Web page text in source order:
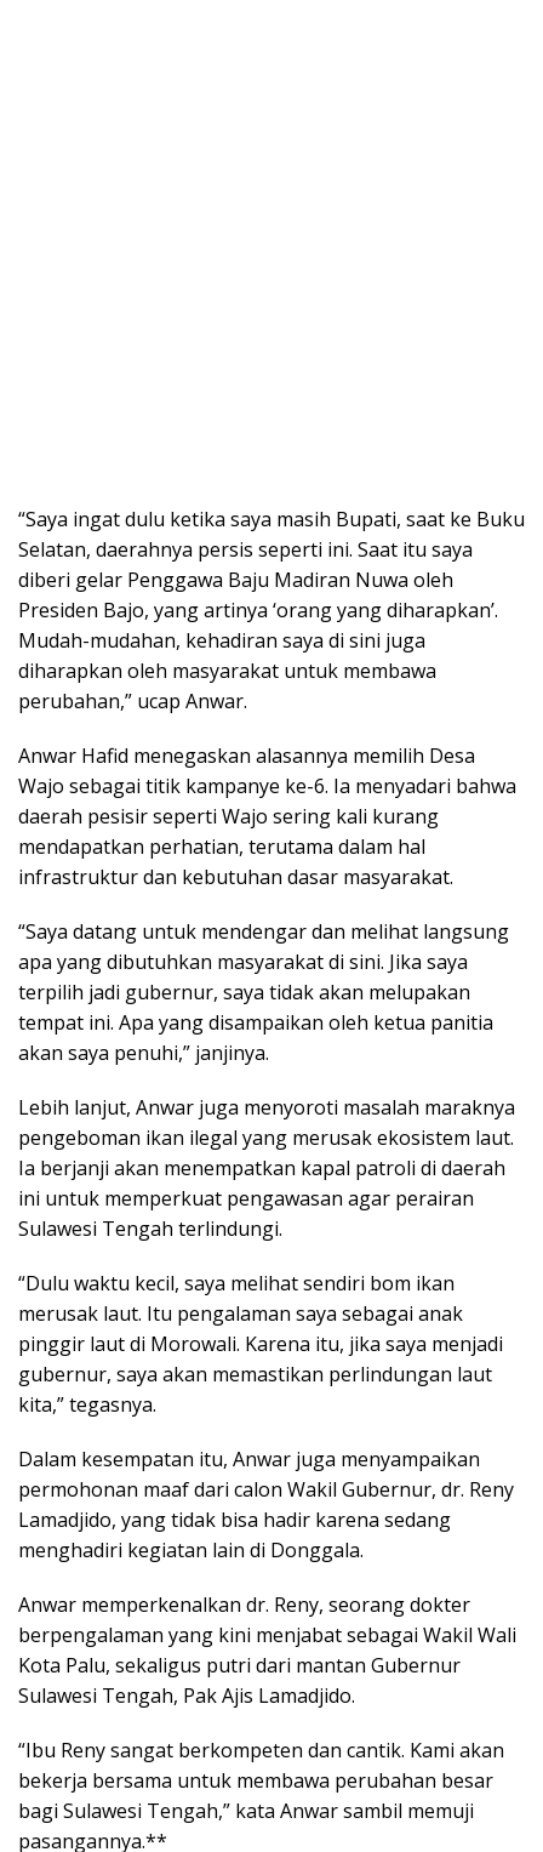
“Saya ingat dulu ketika saya masih Bupati, saat ke Buku
Selatan, daerahnya persis seperti ini. Saat itu saya
diberi gelar Penggawa Baju Madiran Nuwa oleh
Presiden Bajo, yang artinya ‘orang yang diharapkan’.
Mudah-mudahan, kehadiran saya di sini juga
diharapkan oleh masyarakat untuk membawa
perubahan,” ucap Anwar.
Anwar Hafid menegaskan alasannya memilih Desa
Wajo sebagai titik kampanye ke-6. Ia menyadari bahwa
daerah pesisir seperti Wajo sering kali kurang
mendapatkan perhatian, terutama dalam hal
infrastruktur dan kebutuhan dasar masyarakat.
“Saya datang untuk mendengar dan melihat langsung
apa yang dibutuhkan masyarakat di sini. Jika saya
terpilih jadi gubernur, saya tidak akan melupakan
tempat ini. Apa yang disampaikan oleh ketua panitia
akan saya penuhi,” janjinya.
Lebih lanjut, Anwar juga menyoroti masalah maraknya
pengeboman ikan ilegal yang merusak ekosistem laut.
Ia berjanji akan menempatkan kapal patroli di daerah
ini untuk memperkuat pengawasan agar perairan
Sulawesi Tengah terlindungi.
“Dulu waktu kecil, saya melihat sendiri bom ikan
merusak laut. Itu pengalaman saya sebagai anak
pinggir laut di Morowali. Karena itu, jika saya menjadi
gubernur, saya akan memastikan perlindungan laut
kita,” tegasnya.
Dalam kesempatan itu, Anwar juga menyampaikan
permohonan maaf dari calon Wakil Gubernur, dr. Reny
Lamadjido, yang tidak bisa hadir karena sedang
menghadiri kegiatan lain di Donggala.
Anwar memperkenalkan dr. Reny, seorang dokter
berpengalaman yang kini menjabat sebagai Wakil Wali
Kota Palu, sekaligus putri dari mantan Gubernur
Sulawesi Tengah, Pak Ajis Lamadjido.
“Ibu Reny sangat berkompeten dan cantik. Kami akan
bekerja bersama untuk membawa perubahan besar
bagi Sulawesi Tengah,” kata Anwar sambil memuji
pasangannya.**